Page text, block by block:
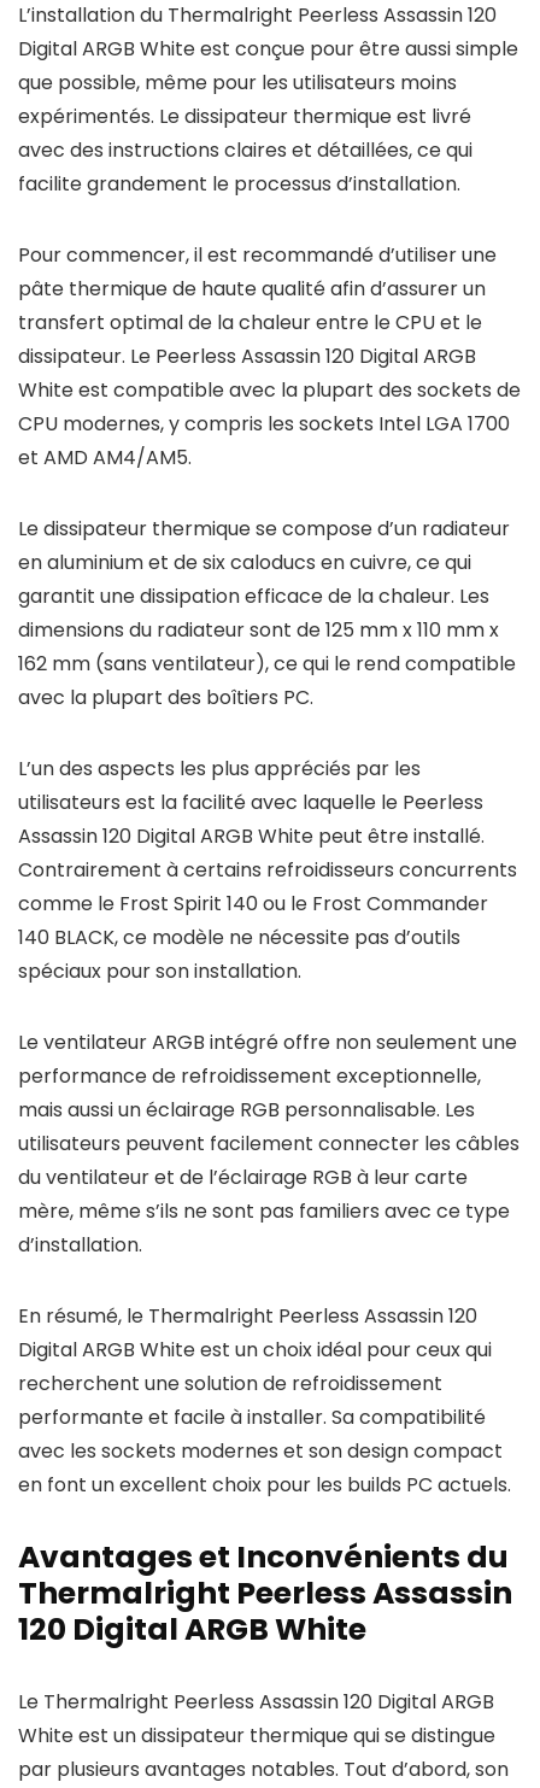
L’installation du Thermalright Peerless Assassin 120
Digital ARGB White est conçue pour être aussi simple
que possible, même pour les utilisateurs moins
expérimentés. Le dissipateur thermique est livré
avec des instructions claires et détaillées, ce qui
facilite grandement le processus d’installation.
Pour commencer, il est recommandé d’utiliser une
pâte thermique de haute qualité afin d’assurer un
transfert optimal de la chaleur entre le CPU et le
dissipateur. Le Peerless Assassin 120 Digital ARGB
White est compatible avec la plupart des sockets de
CPU modernes, y compris les sockets Intel LGA 1700
et AMD AM4/AM5.
Le dissipateur thermique se compose d’un radiateur
en aluminium et de six caloducs en cuivre, ce qui
garantit une dissipation efficace de la chaleur. Les
dimensions du radiateur sont de 125 mm x 110 mm x
162 mm (sans ventilateur), ce qui le rend compatible
avec la plupart des boîtiers PC.
L’un des aspects les plus appréciés par les
utilisateurs est la facilité avec laquelle le Peerless
Assassin 120 Digital ARGB White peut être installé.
Contrairement à certains refroidisseurs concurrents
comme le Frost Spirit 140 ou le Frost Commander
140 BLACK, ce modèle ne nécessite pas d’outils
spéciaux pour son installation.
Le ventilateur ARGB intégré offre non seulement une
performance de refroidissement exceptionnelle,
mais aussi un éclairage RGB personnalisable. Les
utilisateurs peuvent facilement connecter les câbles
du ventilateur et de l’éclairage RGB à leur carte
mère, même s’ils ne sont pas familiers avec ce type
d’installation.
En résumé, le Thermalright Peerless Assassin 120
Digital ARGB White est un choix idéal pour ceux qui
recherchent une solution de refroidissement
performante et facile à installer. Sa compatibilité
avec les sockets modernes et son design compact
en font un excellent choix pour les builds PC actuels.
Avantages et Inconvénients du
Thermalright Peerless Assassin
120 Digital ARGB White
Le Thermalright Peerless Assassin 120 Digital ARGB
White est un dissipateur thermique qui se distingue
par plusieurs avantages notables. Tout d’abord, son